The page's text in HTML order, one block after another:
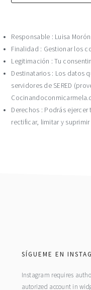
Responsable : Luisa Morón
Finalidad : Gestionar los
Legitimación : Tu
Destinatarios : Los datos
servidores de SERED
Derechos : Podrás
rectificar, limitar y
SÍGUEME EN
Instagram requires
autorized account in